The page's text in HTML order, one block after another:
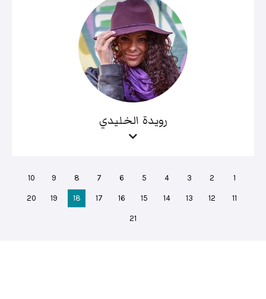
رويدة الخليدي
1
2
3
4
5
6
7
8
9
10
11
12
13
14
15
16
17
18
19
20
21